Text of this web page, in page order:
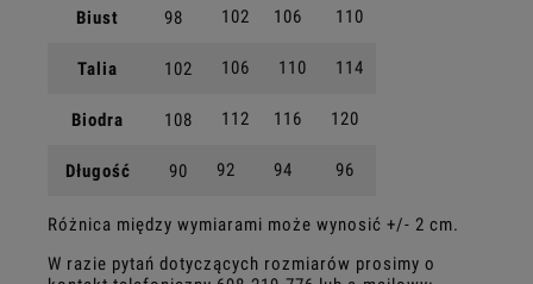
Biust 98 102 106 110
Talia 102 106 110 114
Biodra 108 112 116 120
Długość 90 92 94 96
Różnica między wymiarami może wynosić +/- 2 cm.
W razie pytań dotyczących rozmiarów prosimy o